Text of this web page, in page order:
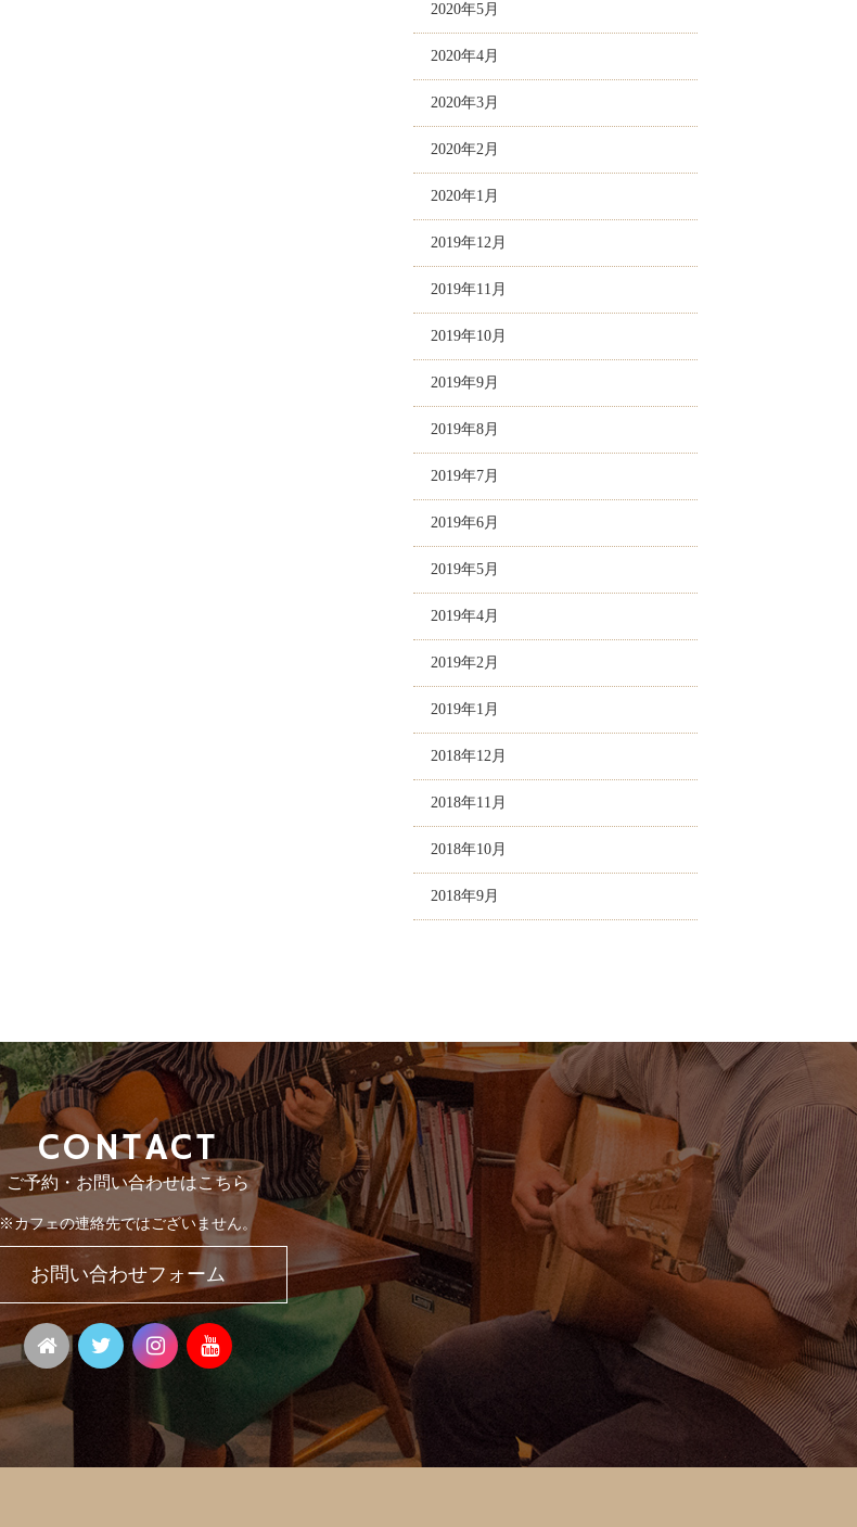
2020年5月
2020年4月
2020年3月
2020年2月
2020年1月
2019年12月
2019年11月
2019年10月
2019年9月
2019年8月
2019年7月
2019年6月
2019年5月
2019年4月
2019年2月
2019年1月
2018年12月
2018年11月
2018年10月
2018年9月
CONTACT
ご予約・お問い合わせはこちら
※カフェの連絡先ではございません。
お問い合わせフォーム